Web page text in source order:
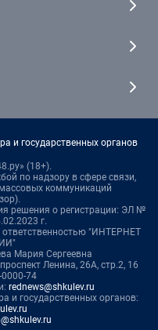
и государственных органов
(18+).
по надзору в сфере связи,
коммуникаций
решения о регистрации: ЭЛ №
г.
ответственностью "ИНТЕРНЕТ
Мария Сергеевна
Ленина, 26А, стр.2, 16
74
rednews@shkulev.ru
и государственных органов: